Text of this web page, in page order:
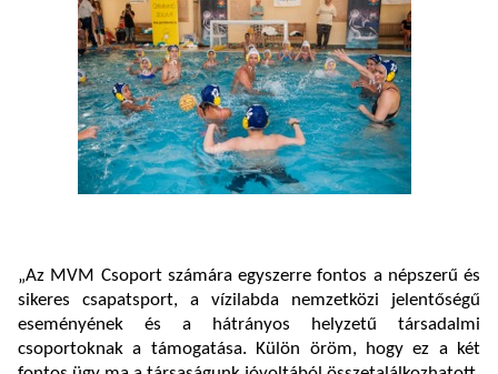
„Az MVM Csoport számára egyszerre fontos a népszerű és
sikeres csapatsport, a vízilabda nemzetközi jelentőségű
eseményének és a hátrányos helyzetű társadalmi
csoportoknak a támogatása. Külön öröm, hogy ez a két